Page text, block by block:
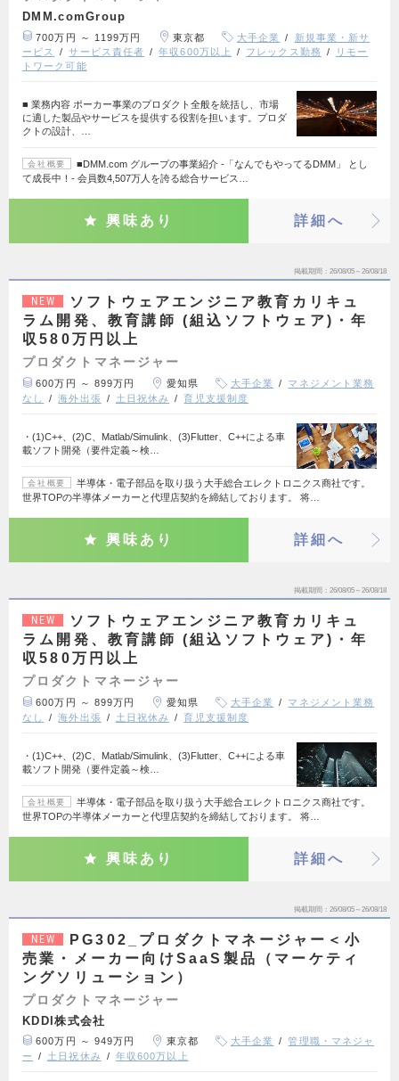
DMM.comGroup
700万円 ～ 1199万円 東京都 大手企業
新規事業・新サ
ービス
サービス責任者 年収600万以上 フレックス勤務
リモー
トワーク可能
■ 業務内容 ポーカー事業のプロダクト全般を統括し、市場
に適した製品やサービスを提供する役割を担います。プロダ
クトの設計、…
会社概要
■DMM.com グループの事業紹介 -「なんでもやってるDMM」 とし
て成長中！- 会員数4,507万人を誇る総合サービス…
興味あり 詳細へ
掲載期間 26/08/05～26/08/18
NEW
ソフトウェアエンジニア教育カリキュ
ラム開発、教育講師 (組込ソフトウェア)・年
収580万円以上
プロダクトマネージャー
600万円 ～ 899万円 愛知県 大手企業
マネジメント業務
なし
海外出張 土日祝休み 育児支援制度
・(1)C++、(2)C、Matlab/Simulink、(3)Flutter、C++による車
載ソフト開発（要件定義～検…
会社概要
半導体・電子部品を取り扱う大手総合エレクトロニクス商社です。
世界TOPの半導体メーカーと代理店契約を締結しております。 将…
興味あり 詳細へ
掲載期間 26/08/05～26/08/18
NEW
ソフトウェアエンジニア教育カリキュ
ラム開発、教育講師 (組込ソフトウェア)・年
収580万円以上
プロダクトマネージャー
600万円 ～ 899万円 愛知県 大手企業
マネジメント業務
なし
海外出張 土日祝休み 育児支援制度
・(1)C++、(2)C、Matlab/Simulink、(3)Flutter、C++による車
載ソフト開発（要件定義～検…
会社概要
半導体・電子部品を取り扱う大手総合エレクトロニクス商社です。
世界TOPの半導体メーカーと代理店契約を締結しております。 将…
興味あり 詳細へ
掲載期間 26/08/05～26/08/18
NEW
PG302_プロダクトマネージャー＜小
売業・メーカー向けSaaS製品（マーケティ
ングソリューション）
プロダクトマネージャー
KDDI株式会社
600万円 ～ 949万円 東京都 大手企業
管理職・マネジャ
ー
土日祝休み 年収600万以上